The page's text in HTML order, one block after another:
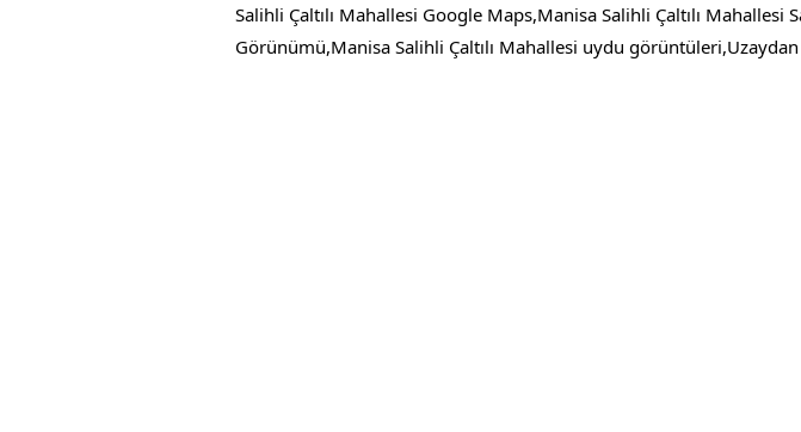
Salihli Çaltılı Mahallesi Google Maps,Manisa Salihli Çaltılı Mahallesi
Görünümü,Manisa Salihli Çaltılı Mahallesi uydu